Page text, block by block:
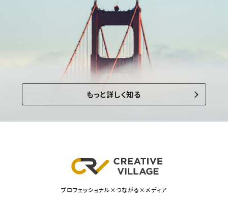
もっと詳しく知る
プロフェッショナル×つながる×メディア